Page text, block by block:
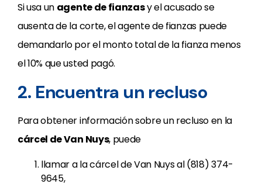
Si usa un agente de fianzasy el acusado se
ausenta de la corte, el agente de fianzas puede
demandarlo por el monto total de la fianza menos
el 10% que usted pagó.
2. Encuentra un recluso
Para obtener información sobre un recluso en la
cárcel de Van Nuys, puede
llamar a la cárcel de Van Nuys al (818) 374-
9645,